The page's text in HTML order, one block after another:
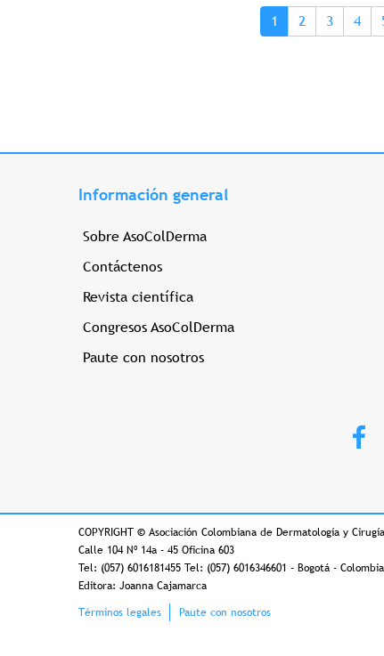
Página actual
1 Page
2 Page
3 Page
4
Información general
Sobre AsoColDerma
Contáctenos
Revista científica
Congresos AsoColDerma
Paute con nosotros
COPYRIGHT © Asociación Colombiana de Dermatología y
Calle 104 Nº 14a - 45 Oficina 603
Tel: (057) 6016181455 Tel: (057) 6016346601 - Bogotá - Colombia
Editora: Joanna Cajamarca
Footer
Términos legales Paute con nosotros